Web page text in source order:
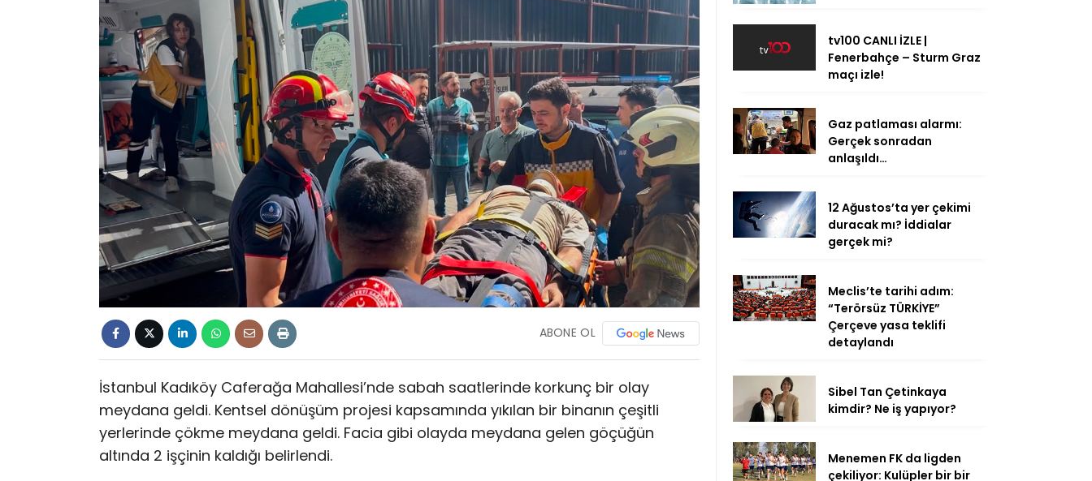
ABONE OL
İstanbul Kadıköy Caferağa Mahallesi’nde sabah saatlerinde korkunç bir olay
meydana geldi. Kentsel dönüşüm projesi kapsamında yıkılan bir binanın çeşitli
yerlerinde çökme meydana geldi. Facia gibi olayda meydana gelen göçüğün
altında 2 işçinin kaldığı belirlendi.
tv100 CANLI İZLE |
Fenerbahçe – Sturm Graz
maçı izle!
Gaz patlaması alarmı:
Gerçek sonradan
anlaşıldı…
12 Ağustos’ta yer çekimi
duracak mı? İddialar
gerçek mi?
Meclis’te tarihi adım:
“Terörsüz TÜRKİYE”
Çerçeve yasa teklifi
detaylandı
Sibel Tan Çetinkaya
kimdir? Ne iş yapıyor?
Menemen FK da ligden
çekiliyor: Kulüpler bir bir